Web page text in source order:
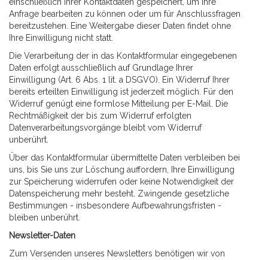
Anfrage bearbeiten zu können oder um für Anschlussfragen
bereitzustehen. Eine Weitergabe dieser Daten findet ohne
Ihre Einwilligung nicht statt.
Die Verarbeitung der in das Kontaktformular eingegebenen
Daten erfolgt ausschließlich auf Grundlage Ihrer
Einwilligung (Art. 6 Abs. 1 lit. a DSGVO). Ein Widerruf Ihrer
bereits erteilten Einwilligung ist jederzeit möglich. Für den
Widerruf genügt eine formlose Mitteilung per E-Mail. Die
Rechtmäßigkeit der bis zum Widerruf erfolgten
Datenverarbeitungsvorgänge bleibt vom Widerruf
unberührt.
Über das Kontaktformular übermittelte Daten verbleiben bei
uns, bis Sie uns zur Löschung auffordern, Ihre Einwilligung
zur Speicherung widerrufen oder keine Notwendigkeit der
Datenspeicherung mehr besteht. Zwingende gesetzliche
Bestimmungen - insbesondere Aufbewahrungsfristen -
bleiben unberührt.
Newsletter-Daten
Zum Versenden unseres Newsletters benötigen wir von